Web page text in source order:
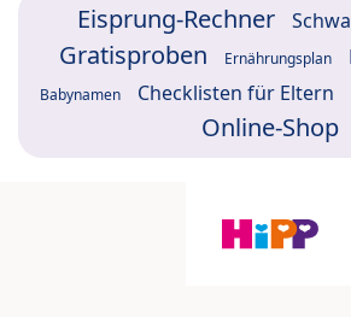
Eisprung-Rechner
Gratisproben Ernährungsplan
Babynamen Checklisten für Eltern
Online-Shop